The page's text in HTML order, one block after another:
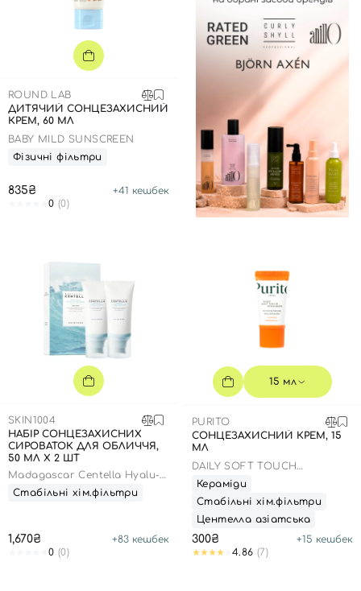
ROUND LAB
ДИТЯЧИЙ СОНЦЕЗАХИСНИЙ
КРЕМ, 60 МЛ
BABY MILD SUNSCREEN
Фізичні фільтри
835₴ +41 кешбек
0 (0)
SKIN1004
НАБІР СОНЦЕЗАХИСНИХ
СИРОВАТОК ДЛЯ ОБЛИЧЧЯ,
50 МЛ X 2 ШТ
Madagascar Centella Hyalu-
Cica Water-Fit Sun Serum
Twin Pack
Стабільні хім.фільтри
1,670₴ +83 кешбек
0 (0)
15 мл
PURITO
СОНЦЕЗАХИСНИЙ КРЕМ, 15
МЛ
DAILY SOFT TOUCH
SUNSCREEN SPF 50 PA++++
Кераміди
Стабільні хім.фільтри
Центелла азіатська
300₴ +15 кешбек
4.86 (7)